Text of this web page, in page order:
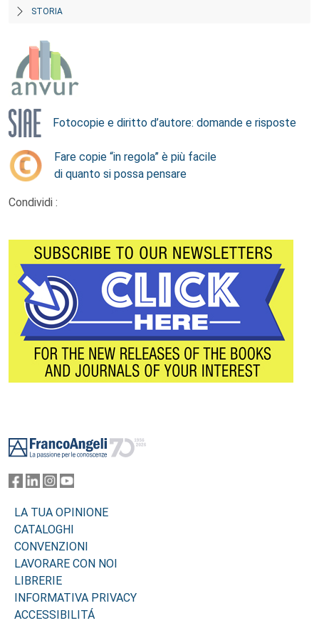
STORIA
Fotocopie e diritto d’autore: domande e risposte
Fare copie “in regola” è più facile
di quanto si possa pensare
Condividi :
LA TUA OPINIONE
CATALOGHI
CONVENZIONI
LAVORARE CON NOI
LIBRERIE
INFORMATIVA PRIVACY
ACCESSIBILITÁ